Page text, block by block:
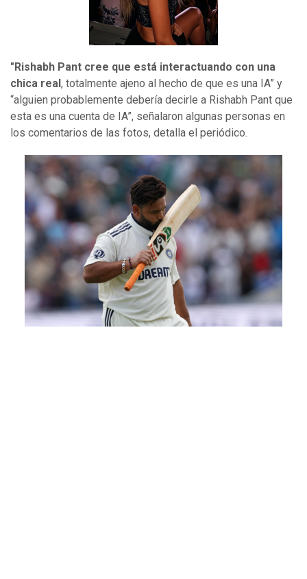
"Rishabh Pant cree que está interactuando con una
chica real , totalmente ajeno al hecho de que es una IA” y
“alguien probablemente debería decirle a Rishabh Pant que
esta es una cuenta de IA”, señalaron algunas personas en
los comentarios de las fotos, detalla el periódico.